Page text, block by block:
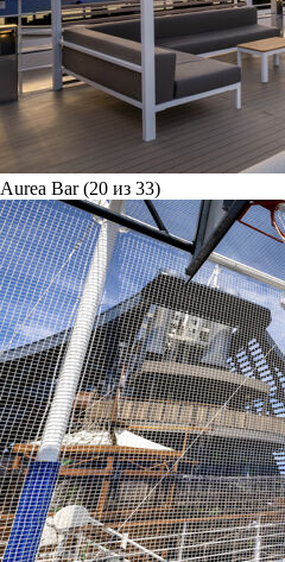
Aurea Bar (20 из 33)